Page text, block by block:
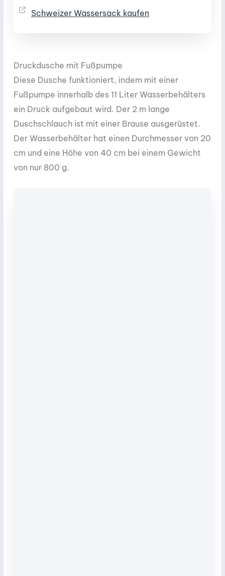
Schweizer Wassersack kaufen
Druckdusche mit Fußpumpe
Diese Dusche funktioniert, indem mit einer
Fußpumpe innerhalb des 11 Liter Wasserbehälters
ein Druck aufgebaut wird. Der 2 m lange
Duschschlauch ist mit einer Brause ausgerüstet.
Der Wasserbehälter hat einen Durchmesser von 20
cm und eine Höhe von 40 cm bei einem Gewicht
von nur 800 g.